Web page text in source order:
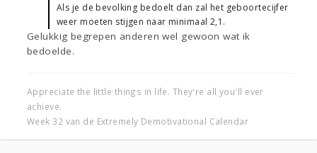
Als je de bevolking bedoelt dan zal het geboortecijfer
weer moeten stijgen naar minimaal 2,1.
Gelukkig begrepen anderen wel gewoon wat ik
bedoelde.
Appreciate the little things in life. They're all you'll ever
achieve.
Week 32 van de Extremely Demotivational Calendar